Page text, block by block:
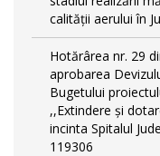
calității aerului în
Hotărârea nr. 29
aprobarea
Bugetului
,,Extindere și
incinta Spitalul
119306